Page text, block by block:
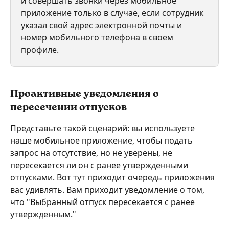
приложение только в случае, если сотрудник
указал свой адрес электронной почты и
номер мобильного телефона в своем
профиле.
Проактивные уведомления о
пересечении отпусков
Представьте такой сценарий: вы используете
наше мобильное приложение, чтобы подать
запрос на отсутствие, но не уверены, не
пересекается ли он с ранее утвержденными
отпусками. Вот тут приходит очередь приложения
вас удивлять. Вам приходит уведомление о том,
что "Выбранный отпуск пересекается с ранее
утвержденным."